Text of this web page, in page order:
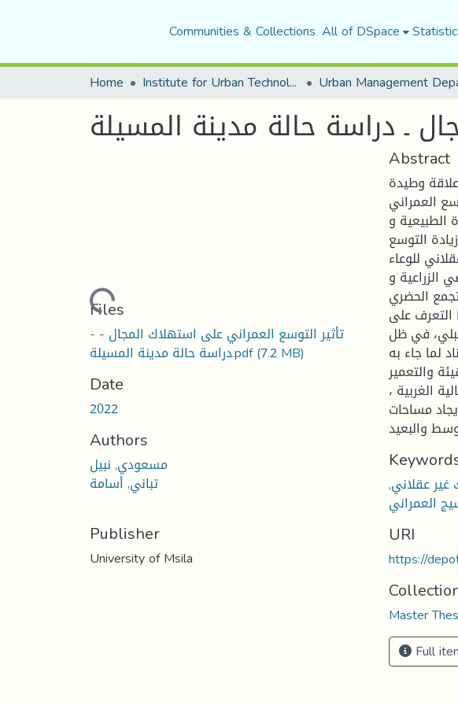
Communities & Collections All of DSpace
Home Institute for Urban Technology Management
ـ دراسة حالة مدينة المسيلة
Loading...
Files
- تأثير التوسع العمراني على استهلاك المجال -
دراسة حالة مدينة المسيلة.pdf(7.2 MB)
Date
2022
Authors
مسعودي, نبيل
تباني, أسامة
Publisher
University of Msila
Abstract
وطيدة
العمراني.
الطبيعية و
التوسع
للوعاء
الزراعية و
الحضري
التعرف على
في ظل
لما جاء به
والتعمير .
الغربية ،
مساحات
غير عقلاني,
العمراني
URI
https://
Master
Full